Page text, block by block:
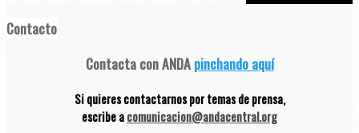
Contacto
Contacta con ANDApinchando aquí
Si quieres contactarnos por temas de prensa,
escribe acomunicacion@andacentral.org